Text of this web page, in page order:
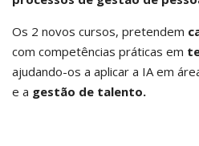
Os 2 novos cursos, pretendem
com competências práticas em
ajudando-os a aplicar a IA em
e a gestão de talento.